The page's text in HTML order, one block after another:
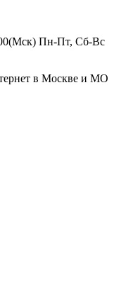
Пн-Пт, Сб-Вс
в Москве и МО